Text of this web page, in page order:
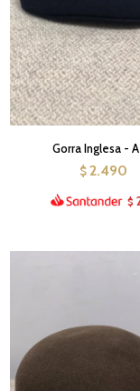
Gorra Inglesa -
$ 2.490
$